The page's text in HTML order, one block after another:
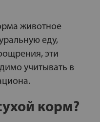
животное
еду,
эти
учитывать в
корм?